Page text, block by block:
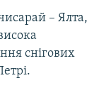
– Ялта,
снігових